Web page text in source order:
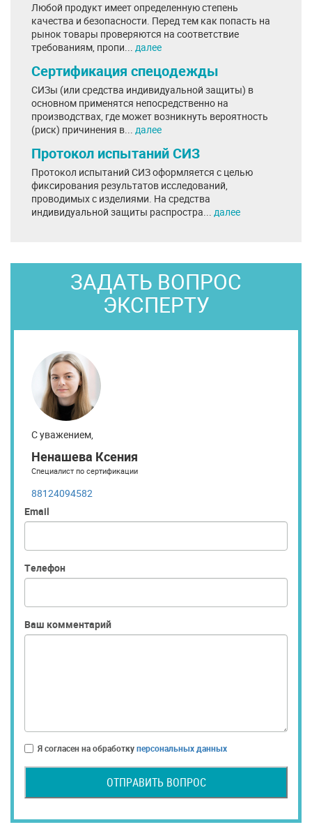
Любой продукт имеет определенную степень
качества и безопасности. Перед тем как попасть на
рынок товары проверяются на соответствие
требованиям, пропи... далее
Сертификация спецодежды
СИЗы (или средства индивидуальной защиты) в
основном применятся непосредственно на
производствах, где может возникнуть вероятность
(риск) причинения в... далее
Протокол испытаний СИЗ
Протокол испытаний СИЗ оформляется с целью
фиксирования результатов исследований,
проводимых с изделиями. На средства
индивидуальной защиты распростра... далее
ЗАДАТЬ ВОПРОС
ЭКСПЕРТУ
С уважением,
Ненашева Ксения
Специалист по сертификации
88124094582
Email
Телефон
Ваш комментарий
Я согласен на обработкуперсональных данных
ОТПРАВИТЬ ВОПРОС